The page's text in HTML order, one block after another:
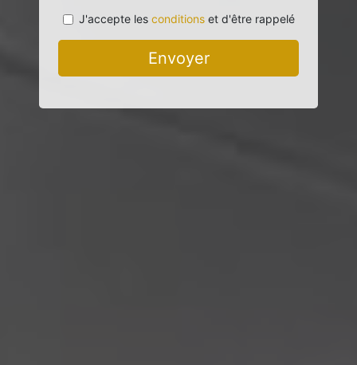
J'accepte les conditionset d'être rappelé
Envoyer